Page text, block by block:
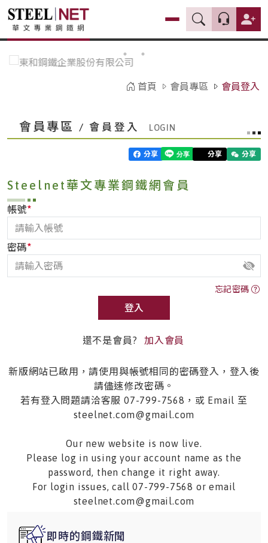
首頁 會員專區 會員登入
會員專區 / 會員登入
分享 分享 分享
Steelnet華文專業鋼鐵網會員
帳號*
密碼*
忘記密碼
登入
還不是會員? 加入會員
新版網站已啟用，請使用與帳號相同的密碼登入，登入後
請儘速修改密碼。
若有登入問題請洽客服 07-799-7568，或 Email 至
steelnet.com@gmail.com
Our new website is now live.
Please log in using your account name as the
password, then change it right away.
For login issues, call 07-799-7568 or email
steelnet.com@gmail.com
即時的鋼鐵新聞